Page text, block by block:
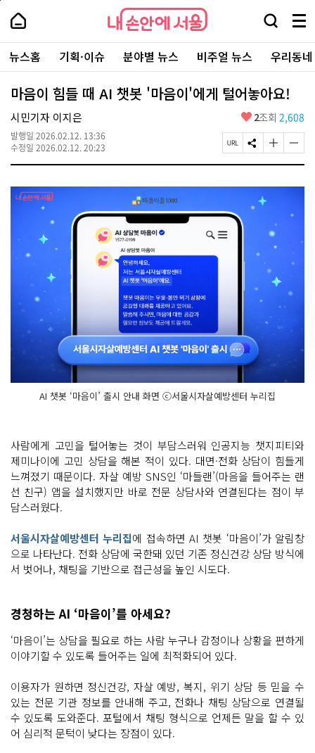
본
로
가
내
손
안
에
서
울
-
서
울
시
대
표
소
포
털
내
손
에
울
검
창
열
기
메
뉴
전
체
보
주
요
서
뉴스홈 기획·이슈 분야별 뉴스 비주얼 뉴스 우리동
마음이 힘들 때 AI 챗봇 '마음이'에게 털어놓아요!
시민기자 이지은
발행일 2026.02.12. 13:36
수정일 2026.02.12. 20:23
좋
요
2조회 2,608
페
이
U
L
복
사
S
N
공
유
하
글
자
기
변
경
하
글
자
기
변
하
기
AI 챗봇 ‘마음이’ 출시 안내 화면 ⓒ서울시자살예방센터 누리집
사람에게 고민을 털어놓는 것이 부담스러워 인공지능 챗지피티와
제미나이에 고민 상담을 해본 적이 있다. 대면·전화 상담이 힘들게
느껴졌기 때문이다. 자살 예방 SNS인 ‘마들랜’(마음을 들어주는 랜
선 친구) 앱을 설치했지만 바로 전문 상담사와 연결된다는 점이 부
담스러웠다.
서울시자살예방센터 누리집에 접속하면 AI 챗봇 ‘마음이’가 알림창
으로 나타난다. 전화 상담에 국한돼 있던 기존 정신건강 상담 방식에
서 벗어나, 채팅을 기반으로 접근성을 높인 시도다.
경청하는 AI ‘마음이’를 아세요?
‘마음이’는 상담을 필요로 하는 사람 누구나 감정이나 상황을 편하게
이야기할 수 있도록 들어주는 일에 최적화되어 있다.
이용자가 원하면 정신건강, 자살 예방, 복지, 위기 상담 등 믿을 수
있는 전문 기관 정보를 안내해 주고, 전화나 채팅 상담으로 연결될
수 있도록 도와준다. 포털에서 채팅 형식으로 언제든 말을 할 수 있
어 심리적 문턱이 낮다는 장점이 있다.
페
상
단
로